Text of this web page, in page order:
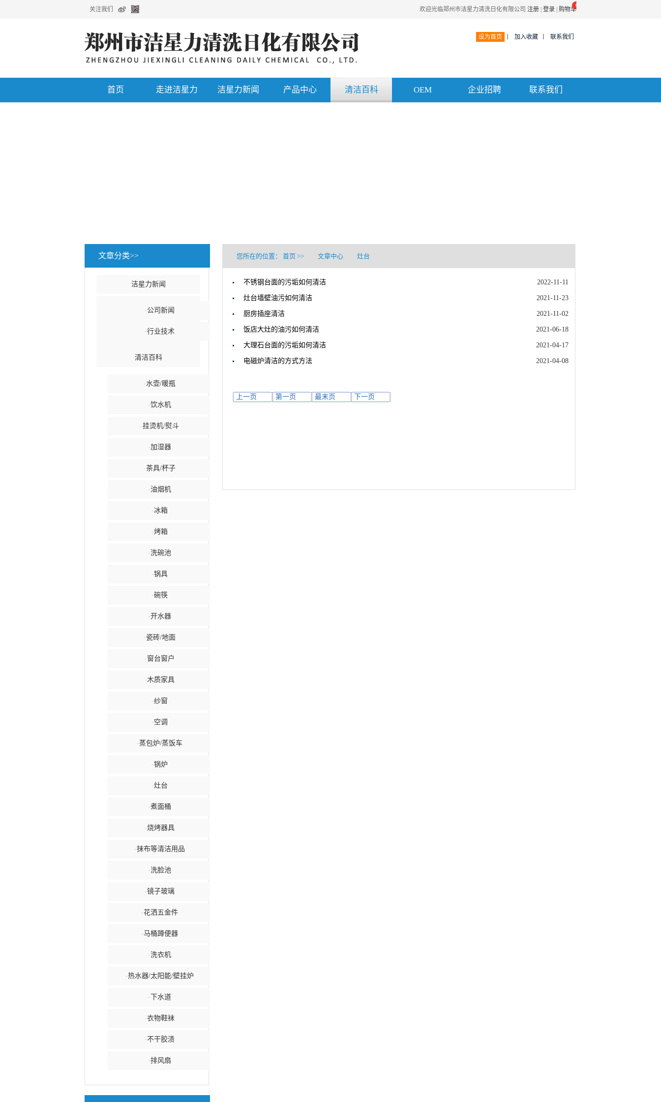
关注我们 欢迎光临郑州市洁星力清洗日化有限公司 注册 登录 购物车
0
设为首页 加入收藏 联系我们
首页 走进洁星力 洁星力新闻 产品中心 清洁百科 OEM 企业招聘 联系我们
文章分类>>
洁星力新闻
-公司新闻
-行业技术
清洁百科
-水壶/暖瓶
-饮水机
-挂烫机/熨斗
-加湿器
-茶具/杯子
-油烟机
-冰箱
-烤箱
-洗碗池
-锅具
-碗筷
-开水器
-瓷砖/地面
-窗台窗户
-木质家具
-纱窗
-空调
-蒸包炉/蒸饭车
-锅炉
-灶台
-煮面桶
-烧烤器具
-抹布等清洁用品
-洗脸池
-镜子玻璃
-花洒五金件
-马桶蹲便器
-洗衣机
-热水器/太阳能/壁挂炉
- 下水道
-衣物鞋袜
-不干胶渍
-排风扇
您所在的位置： 首页 >> 文章中心 灶台
不锈钢台面的污垢如何清洁 2022-11-11
灶台墙壁油污如何清洁 2021-11-23
厨房插座清洁 2021-11-02
饭店大灶的油污如何清洁 2021-06-18
大理石台面的污垢如何清洁 2021-04-17
电磁炉清洁的方式方法 2021-04-08
上一页 第一页 最末页 下一页